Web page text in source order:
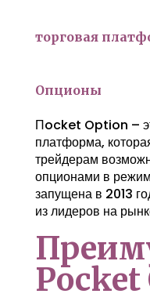
торговая
Опционы
Пocket Option –
платформа,
трейдерам
опционами в
запущена в 2013
из лидеров на